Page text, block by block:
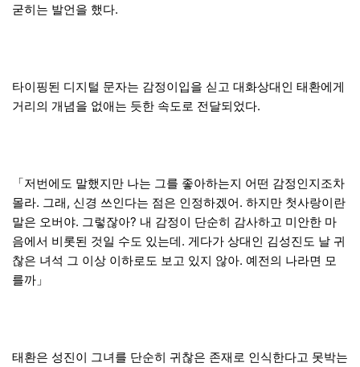
굳히는 발언을 했다.
타이핑된 디지털 문자는 감정이입을 싣고 대화상대인 태환에게
거리의 개념을 없애는 듯한 속도로 전달되었다.
「저번에도 말했지만 나는 그를 좋아하는지 어떤 감정인지조차
몰라. 그래, 신경 쓰인다는 점은 인정하겠어. 하지만 첫사랑이란
말은 오버야. 그렇잖아? 내 감정이 단순히 감사하고 미안한 마
음에서 비롯된 것일 수도 있는데. 게다가 상대인 김성진도 날 귀
찮은 녀석 그 이상 이하로도 보고 있지 않아. 예전의 나라면 모
를까」
태환은 성진이 그녀를 단순히 귀찮은 존재로 인식한다고 못박는